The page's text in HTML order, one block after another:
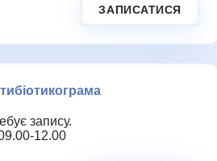
ЗАПИСАТИСЯ
запису.
12.00